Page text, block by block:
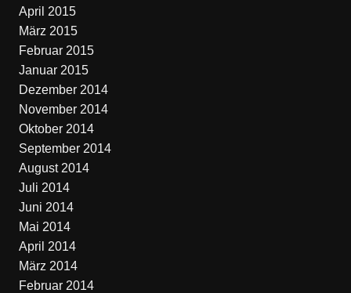
April 2015
März 2015
Februar 2015
Januar 2015
Dezember 2014
November 2014
Oktober 2014
September 2014
August 2014
Juli 2014
Juni 2014
Mai 2014
April 2014
März 2014
Februar 2014